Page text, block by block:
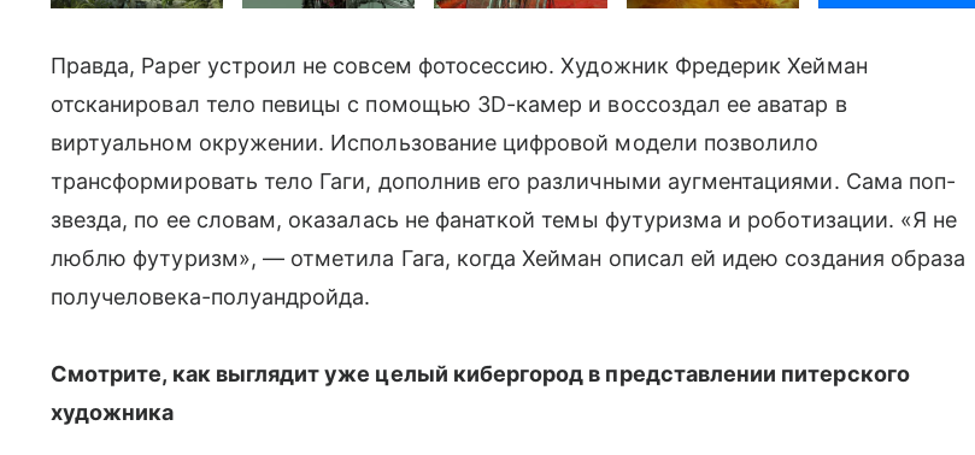
Правда, Paper устроил не совсем фотосессию. Художник Фредерик Хейман
отсканировал тело певицы с помощью 3D-камер и воссоздал ее аватар в
виртуальном окружении. Использование цифровой модели позволило
трансформировать тело Гаги, дополнив его различными аугментациями. Сама поп-
звезда, по ее словам, оказалась не фанаткой темы футуризма и роботизации. «Я не
люблю футуризм», — отметила Гага, когда Хейман описал ей идею создания образа
получеловека-полуандройда.
Смотрите, как выглядит уже целый кибергород в представлении питерского
художника